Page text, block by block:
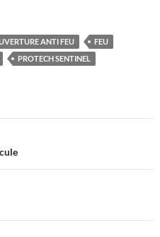
ANTI FEU
FEU
PROTECH SENTINEL